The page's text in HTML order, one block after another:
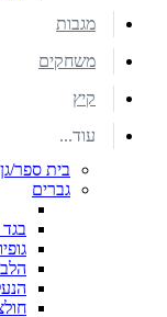
מגבות
משחקים
קיץ
עוד...
בית ספר/גן
גברים